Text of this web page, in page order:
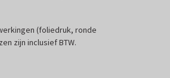
(foliedruk, ronde
zijn inclusief BTW.